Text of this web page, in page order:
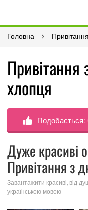
Головна Привітання
хлопця
Подобається:
Дуже красиві
Привітання з
Завантажити красиві, від
українською мовою